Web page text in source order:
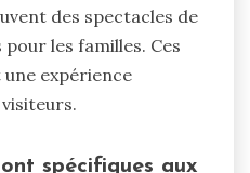
des spectacles de
les familles. Ces
expérience
spécifiques aux